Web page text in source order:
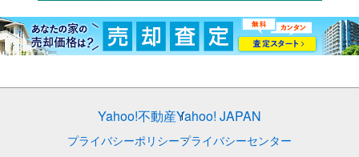
Yahoo!不動産Yahoo! JAPAN
プライバシーポリシープライバシーセンター